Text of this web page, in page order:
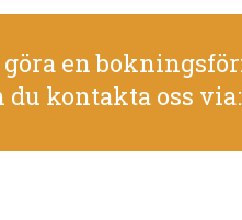
en
kontakta oss via: